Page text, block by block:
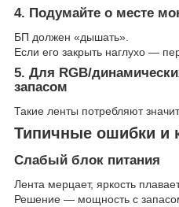
4. Подумайте о месте
БП должен «дышать».
Если его закрыть наглухо —
5. Для RGB/
запасом
Такие ленты потребляют
Типичные ошибки и
Слабый блок питания
Лента мерцает, яркость
Решение — мощность с